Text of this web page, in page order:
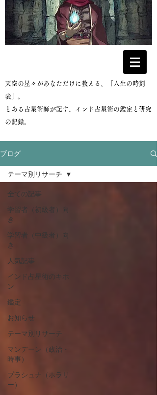
​天空の星々があなただけに教える、「人生の時刻
表」。
とある占星術師が記す、インド占星術の鑑定と研究
の記録。
ブログ
全ての記事
学習者（初級者）向
き
学習者（中級者）向
き
人気記事
インド占星術のキホ
ン
鑑定
お知らせ
テーマ別リサーチ
マンデーン（政治・
時事）
プラシュナ（ホラリ
ー）
テーマ別リサーチ